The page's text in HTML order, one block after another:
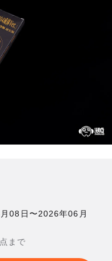
08日〜2026年06月
まで